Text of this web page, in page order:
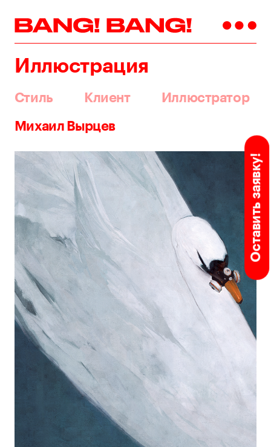
Иллюстрация
Стиль Клиент Иллюстратор
Оставить заявку!
Михаил Вырцев